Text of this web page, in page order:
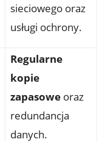
sieciowego oraz
usługi ochrony.
Regularne
kopie
zapasowe oraz
redundancja
danych.